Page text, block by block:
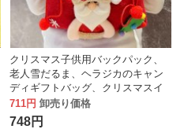
クリスマス子供用バックパック、
老人雪だるま、ヘラジカのキャン
ディギフトバッグ、クリスマスイ
ブのポータブル巾着アップルバッ
グ
711円 卸売り価格
748円